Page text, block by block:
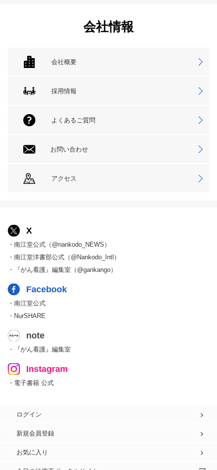
会社情報
会社概要
採用情報
よくあるご質問
お問い合わせ
アクセス
X
・南江堂公式（@nankodo_NEWS）
・南江堂洋書部公式（@Nankodo_Intl）
・『がん看護』編集室（@gankango）
Facebook
・南江堂公式
・NurSHARE
note
・『がん看護』編集室
Instagram
・電子書籍 公式
ログイン
新規会員登録
お気に入り